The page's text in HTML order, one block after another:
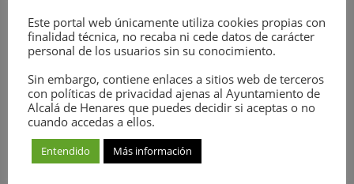
DETALLES
Fecha:
Privado: Concejalía de
Este portal web únicamente utiliza cookies propias con
finalidad técnica, no recaba ni cede datos de carácter
personal de los usuarios sin su conocimiento.
Sin embargo, contiene enlaces a sitios web de terceros
con políticas de privacidad ajenas al Ayuntamiento de
Alcalá de Henares que puedes decidir si aceptas o no
cuando accedas a ellos.
Entendido Más información